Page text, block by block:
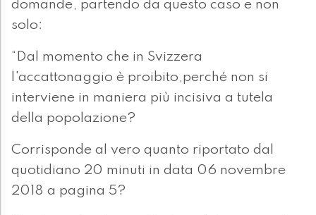
domande, partendo da questo caso e non
solo:
“Dal momento che in Svizzera
l'accattonaggio è proibito,perché non si
interviene in maniera più incisiva a tutela
della popolazione?
Corrisponde al vero quanto riportato dal
quotidiano 20 minuti in data 06 novembre
2018 a pagina 5?